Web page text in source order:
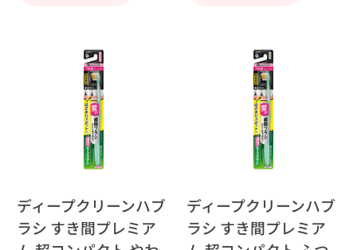
ディープクリーンハブ
ラシ すき間プレミア
ディープクリーンハブ
ラシ すき間プレミア